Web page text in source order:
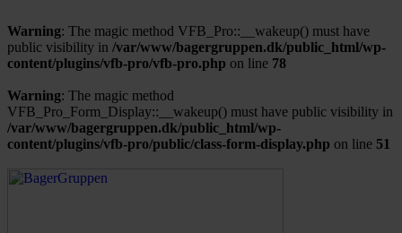
Warning: The magic method VFB_Pro::__wakeup() must have
public visibility in /var/www/bagergruppen.dk/public_html/wp-
content/plugins/vfb-pro/vfb-pro.php on line 78
Warning: The magic method
VFB_Pro_Form_Display::__wakeup() must have public visibility in
/var/www/bagergruppen.dk/public_html/wp-
content/plugins/vfb-pro/public/class-form-display.php on line 51